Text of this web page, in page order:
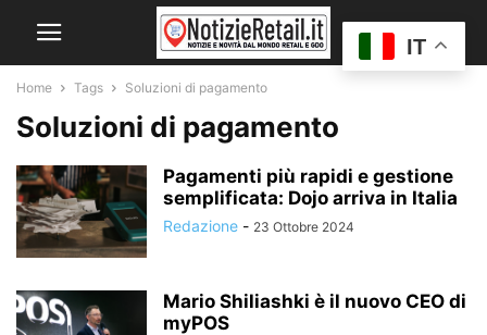
Home Tags Soluzioni di pagamento
Soluzioni di pagamento
Pagamenti più rapidi e gestione
semplificata: Dojo arriva in Italia
Redazione - 23 Ottobre 2024
Mario Shiliashki è il nuovo CEO di
myPOS
IT